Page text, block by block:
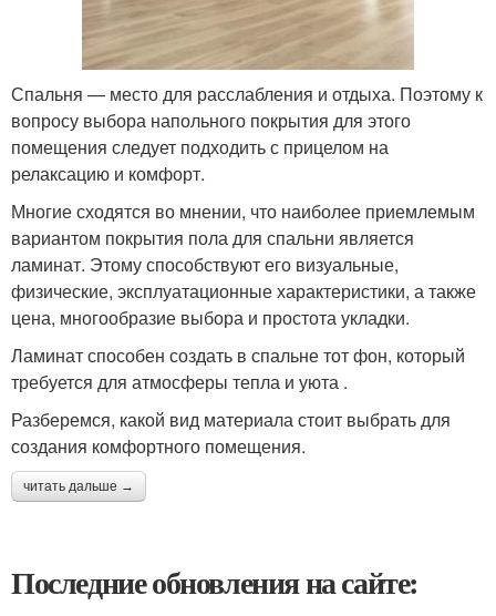
Спальня — место для расслабления и отдыха. Поэтому к
вопросу выбора напольного покрытия для этого
помещения следует подходить с прицелом на
релаксацию и комфорт.
Многие сходятся во мнении, что наиболее приемлемым
вариантом покрытия пола для спальни является
ламинат. Этому способствуют его визуальные,
физические, эксплуатационные характеристики, а также
цена, многообразие выбора и простота укладки.
Ламинат способен создать в спальне тот фон, который
требуется для атмосферы тепла и уюта .
Разберемся, какой вид материала стоит выбрать для
создания комфортного помещения.
читать дальше →
Последние обновления на сайте: